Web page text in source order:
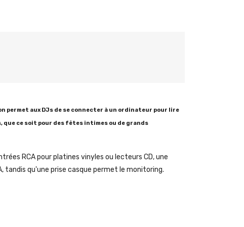
permet aux DJs de se connecter à un ordinateur pour lire
ce soit pour des fêtes intimes ou de grands
RCA pour platines vinyles ou lecteurs CD, une
tandis qu'une prise casque permet le monitoring.